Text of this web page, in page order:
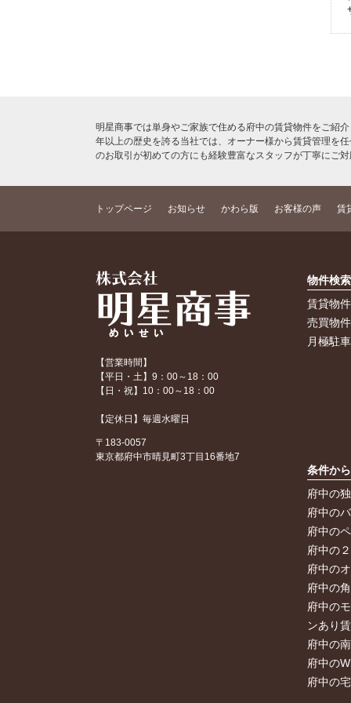
明星商事では単身やご家族で住める府中の賃貸物件をご紹
年以上の歴史を誇る当社では、オーナー様から賃貸管理を
のお取引が初めての方にも経験豊富なスタッフが丁寧にご
トップページ お知らせ かわら版 お客様の声 賃
【営業時間】
【平日・土】9：00～18：00
【日・祝】10：00～18：00
【定休日】毎週水曜日
〒183-0057
東京都府中市晴見町3丁目16番地7
物件検索
賃貸物
売買物件
月極駐
条件か
府中の
府中の
府中の
府中の
府中の
府中の
府中の
ンあり
府中の
府中の
府中の